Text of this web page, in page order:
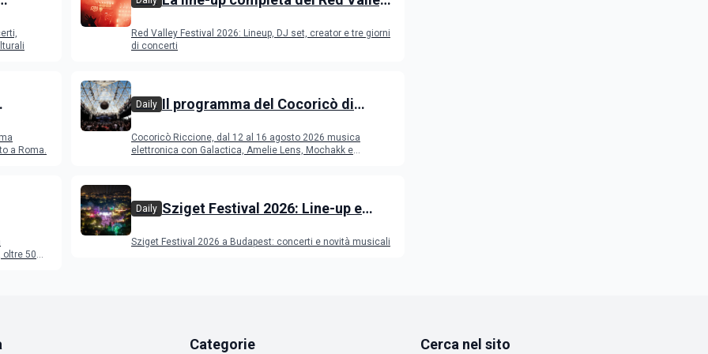
Red Valley Festival 2026: Lineup, DJ set, creator e tre giorni
di concerti
a Roma.
Daily Il programma del Cocoricò di
Cocoricò Riccione, dal 12 al 16 agosto 2026 musica
elettronica con Galactica, Amelie Lens, Mochakk e
oltre 50
Daily Sziget Festival 2026: Line-up e
Sziget Festival 2026 a Budapest: concerti e novità musicali
Categorie Cerca nel sito